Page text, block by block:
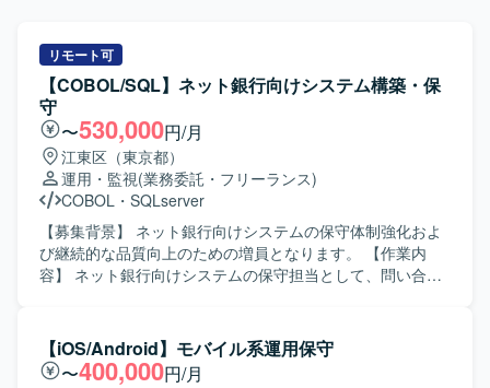
リモート可
【COBOL/SQL】ネット銀行向けシステム構築・保
守
〜530,000円/月
江東区（東京都）
運用・監視(業務委託・フリーランス)
COBOL ・ SQLserver
【募集背景】 ネット銀行向けシステムの保守体制強化およ
び継続的な品質向上のための増員となります。 【作業内
容】 ネット銀行向けシステムの保守担当として、問い合わ
設計以降の一部作業についてはオフショアチームとの連携
を行いながら進行していただきます。 【求める人物像】 主
体的に業務に取り組み、関係者とのコミュニケーションを
【iOS/Android】モバイル系運用保守
〜400,000円/月